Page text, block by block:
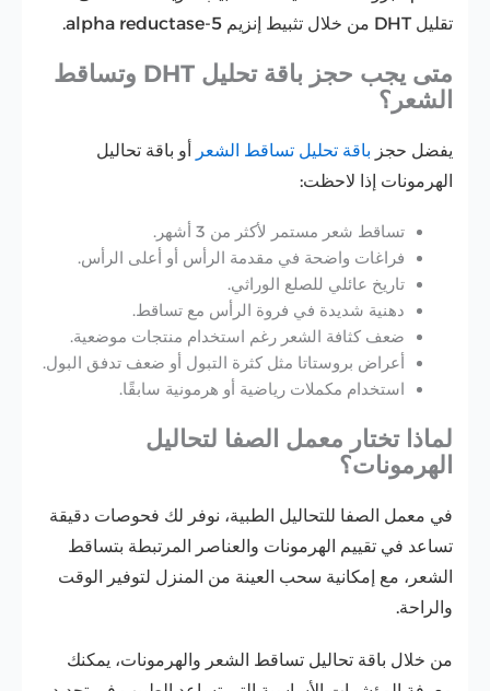
تقليل DHT من خلال تثبيط إنزيم 5-alpha reductase.
متى يجب حجز باقة تحليل DHT وتساقط
الشعر؟
يفضل حجز باقة تحليل تساقط الشعر أو باقة تحاليل
الهرمونات إذا لاحظت:
تساقط شعر مستمر لأكثر من 3 أشهر.
فراغات واضحة في مقدمة الرأس أو أعلى الرأس.
تاريخ عائلي للصلع الوراثي.
دهنية شديدة في فروة الرأس مع تساقط.
ضعف كثافة الشعر رغم استخدام منتجات موضعية.
أعراض بروستاتا مثل كثرة التبول أو ضعف تدفق البول.
استخدام مكملات رياضية أو هرمونية سابقًا.
لماذا تختار معمل الصفا لتحاليل
الهرمونات؟
في معمل الصفا للتحاليل الطبية، نوفر لك فحوصات دقيقة
تساعد في تقييم الهرمونات والعناصر المرتبطة بتساقط
الشعر، مع إمكانية سحب العينة من المنزل لتوفير الوقت
والراحة.
من خلال باقة تحاليل تساقط الشعر والهرمونات، يمكنك